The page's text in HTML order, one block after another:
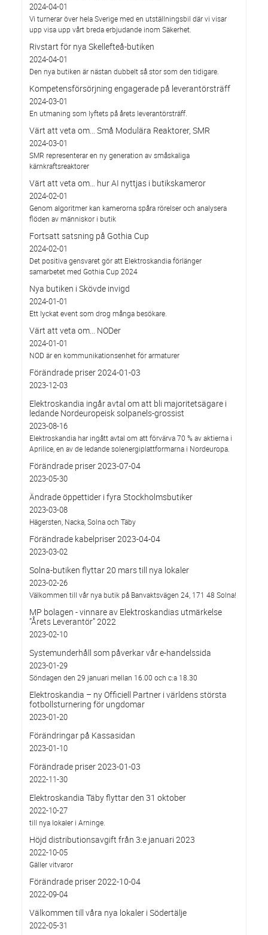
2024-04-01
Vi turnerar över hela Sverige med en utställningsbil där vi visar
upp visa upp vårt breda erbjudande inom Säkerhet.
Rivstart för nya Skellefteå-butiken
2024-04-01
Den nya butiken är nästan dubbelt så stor som den tidigare.
Kompetensförsörjning engagerade på leverantörsträff
2024-03-01
En utmaning som lyftets på årets leverantörsträff.
Värt att veta om... Små Modulära Reaktorer, SMR
2024-03-01
SMR representerar en ny generation av småskaliga
kärnkraftsreaktorer
Värt att veta om… hur AI nyttjas i butikskameror
2024-02-01
Genom algoritmer kan kamerorna spåra rörelser och analysera
flöden av människor i butik
Fortsatt satsning på Gothia Cup
2024-02-01
Det positiva gensvaret gör att Elektroskandia förlänger
samarbetet med Gothia Cup 2024
Nya butiken i Skövde invigd
2024-01-01
Ett lyckat event som drog många besökare.
Värt att veta om... NODer
2024-01-01
NOD är en kommunikationsenhet för armaturer
Förändrade priser 2024-01-03
2023-12-03
Elektroskandia ingår avtal om att bli majoritetsägare i
ledande Nordeuropeisk solpanels-grossist
2023-08-16
Elektroskandia har ingått avtal om att förvärva 70 % av aktierna i
Aprilice, en av de ledande solenergiplattformarna i Nordeuropa.
Förändrade priser 2023-07-04
2023-05-30
Ändrade öppettider i fyra Stockholmsbutiker
2023-03-08
Hägersten, Nacka, Solna och Täby
Förändrade kabelpriser 2023-04-04
2023-03-02
Solna-butiken flyttar 20 mars till nya lokaler
2023-02-26
Välkommen till vår nya butik på Banvaktsvägen 24, 171 48 Solna!
MP bolagen - vinnare av Elektroskandias utmärkelse
”Årets Leverantör” 2022
2023-02-10
Systemunderhåll som påverkar vår e-handelssida
2023-01-29
Söndagen den 29 januari mellan 16.00 och c:a 18.30
Elektroskandia – ny Officiell Partner i världens största
fotbollsturnering för ungdomar
2023-01-20
Förändringar på Kassasidan
2023-01-10
Förändrade priser 2023-01-03
2022-11-30
Elektroskandia Täby flyttar den 31 oktober
2022-10-27
till nya lokaler i Arninge.
Höjd distributionsavgift från 3:e januari 2023
2022-10-05
Gäller vitvaror
Förändrade priser 2022-10-04
2022-09-04
Välkommen till våra nya lokaler i Södertälje
2022-05-31